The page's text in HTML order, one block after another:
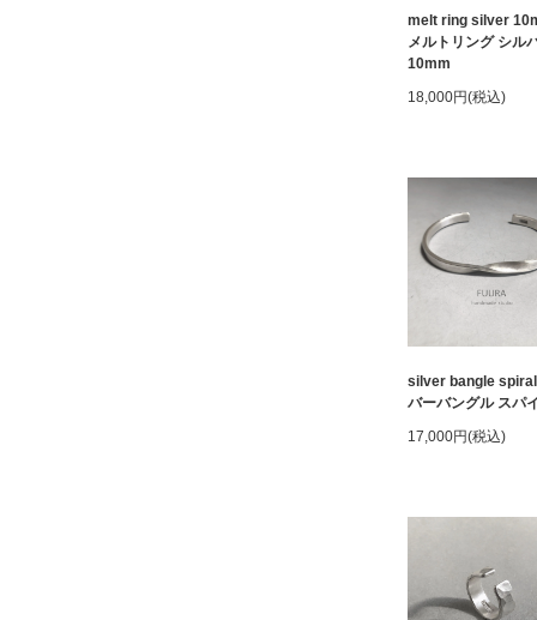
melt ring silver
メルトリング シル
10mm
18,000円(税込)
silver bangle spiral
バーバングル スパ
17,000円(税込)